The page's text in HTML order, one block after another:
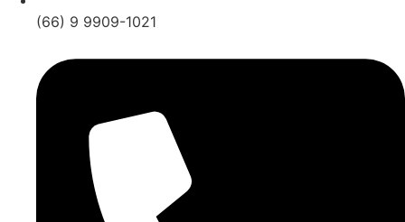
(66) 9 9909-1021